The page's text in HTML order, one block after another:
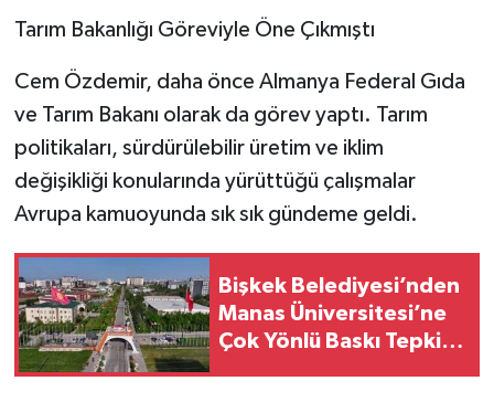
Tarım Bakanlığı Göreviyle Öne Çıkmıştı
Cem Özdemir, daha önce Almanya Federal Gıda
ve Tarım Bakanı olarak da görev yaptı. Tarım
politikaları, sürdürülebilir üretim ve iklim
değişikliği konularında yürüttüğü çalışmalar
Avrupa kamuoyunda sık sık gündeme geldi.
Bişkek Belediyesi’nden
Manas Üniversitesi’ne
Çok Yönlü Baskı Tepki